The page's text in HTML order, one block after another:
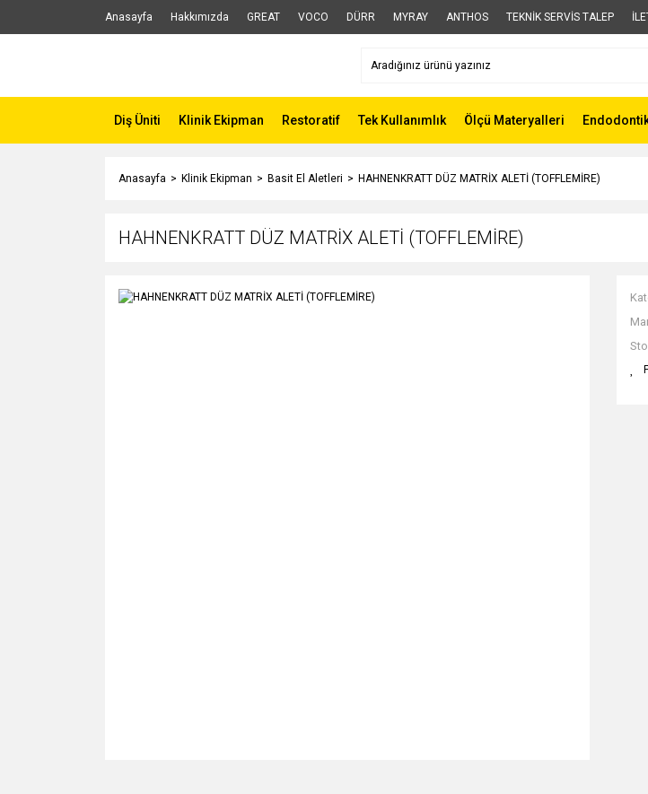
Anasayfa Hakkımızda GREAT VOCO DÜRR MYRAY ANTHOS TEKNİK SERVİS TALEP
Diş Üniti Klinik Ekipman Restoratif Tek Kullanımlık Ölçü Materyalleri
Anasayfa Klinik Ekipman Basit El Aletleri HAHNENKRATT DÜZ MATRİX ALETİ (TOFFLEMİRE)
HAHNENKRATT DÜZ MATRİX ALETİ (TOFFLEMİRE)